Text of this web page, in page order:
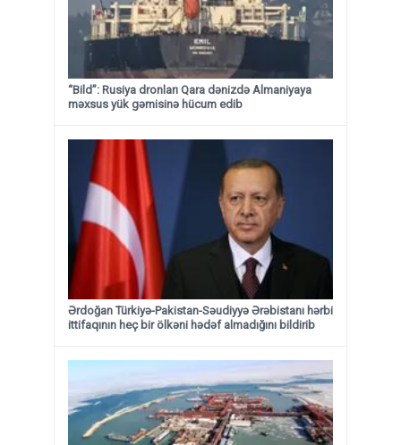
“Bild”: Rusiya dronları Qara dənizdə Almaniyaya
məxsus yük gəmisinə hücum edib
Ərdoğan Türkiyə-Pakistan-Səudiyyə Ərəbistanı hərbi
ittifaqının heç bir ölkəni hədəf almadığını bildirib